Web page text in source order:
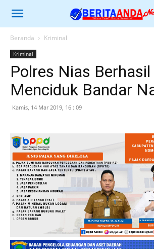
Beranda Kriminal
Kriminal
Polres Nias Berhasil
Menciduk Bandar
Kamis, 14 Mar 2019, 16 : 09